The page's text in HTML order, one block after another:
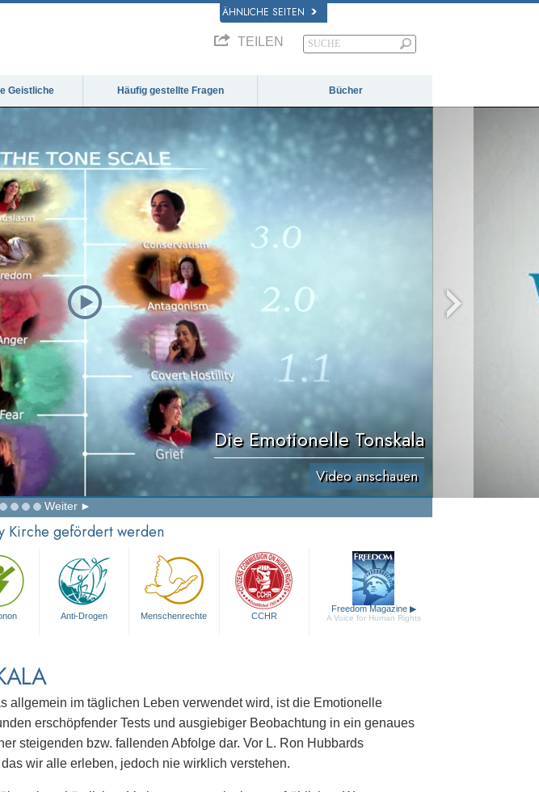
ÄHNLICHE SEITEN
TEILEN
Geistliche Häufig gestellte Fragen Bücher
Die Emotionelle Tonskala
Video anschauen
Weiter
Kirche gefördert werden
Anti-Drogen Menschenrechte CCHR
Freedom Magazine ▶
A Voice for Human Rights
allgemein im täglichen Leben verwendet wird, ist die Emotionelle
erschöpfender Tests und ausgiebiger Beobachtung in ein genaues
steigenden bzw. fallenden Abfolge dar. Vor L. Ron Hubbards
wir alle erleben, jedoch nie wirklich verstehen.